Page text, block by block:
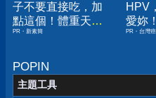
子不要直接吃，加
點這個！體重天天
下降
PR・新素簡
HPV
愛妳！
PR・台灣
POPIN
主題工具